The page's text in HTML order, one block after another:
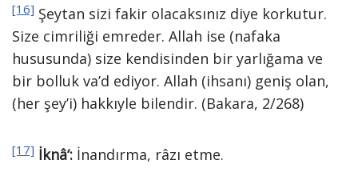
[16] Şeytan sizi fakir olacaksınız diye korkutur.
Size cimriliği emreder. Allah ise (nafaka
hususunda) size kendisinden bir yarlığama ve
bir bolluk va’d ediyor. Allah (ihsanı) geniş olan,
(her şey’i) hakkıyle bilendir. (Bakara, 2/268)
[17] İknâ‘: İnandırma, râzı etme.